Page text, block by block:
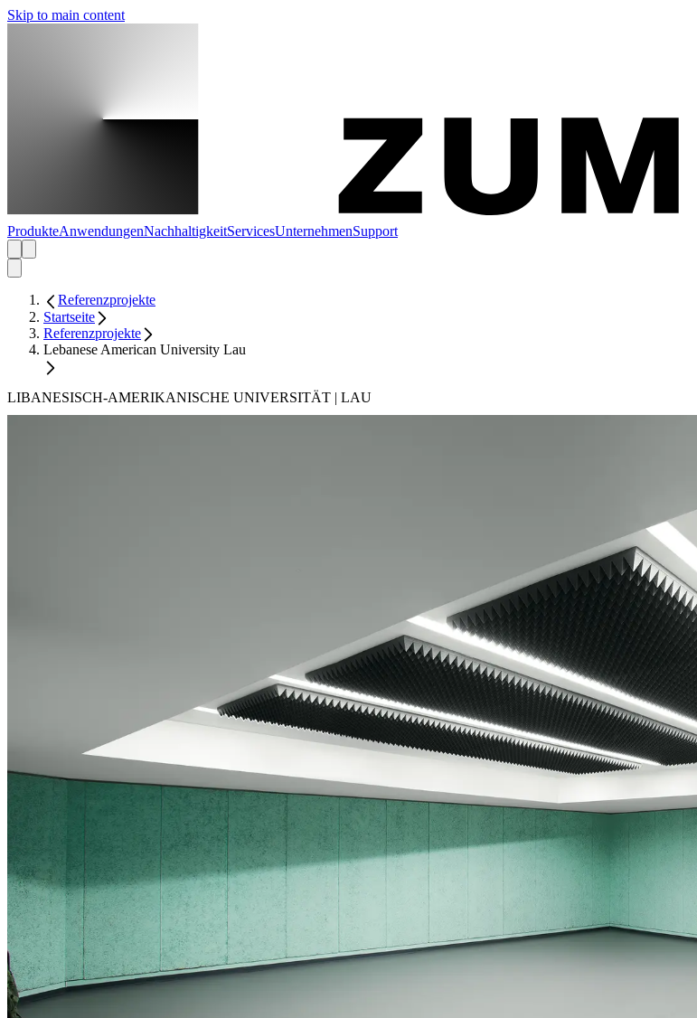
Skip to main content
ProdukteAnwendungenNachhaltigkeitServicesUnternehmenSupport
Referenzprojekte
Startseite
Referenzprojekte
Lebanese American University Lau
LIBANESISCH-AMERIKANISCHE UNIVERSITÄT | LAU